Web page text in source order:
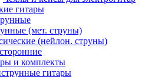
гитары
(мет. струны)
(нейлон. струны)
и комплекты
гитары